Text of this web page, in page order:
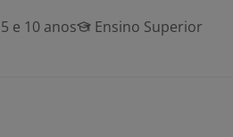
e 10 anos
Ensino Superior